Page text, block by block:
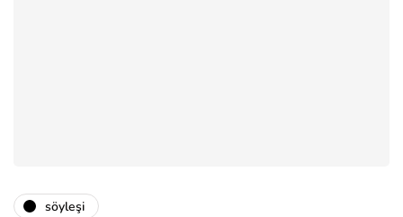
söyleşi